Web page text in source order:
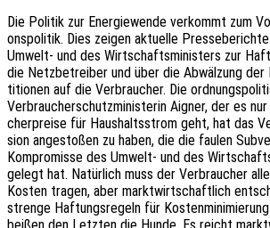
Die Poli­tik zur Ener­gie­wen­de verkommt zum
ons­po­li­tik. Dies zeigen aktu­el­le
Umwelt- und des Wirt­schafts­mi­nis­ters zur
die Netz­be­trei­ber und über die Abwäl­zung
ti­tio­nen auf die Verbrau­cher. Die
Verbrau­cher­schutz­mi­nis­te­rin Aigner, der es
cher­prei­se für Haus­halts­strom geht, hat das
si­on ange­sto­ßen zu haben, die die faulen
Kompro­mis­se des Umwelt- und des
ge­legt hat. Natür­lich muss der Verbrau­cher
Kosten tragen, aber markt­wirt­schaft­lich
stren­ge Haftungs­re­geln für